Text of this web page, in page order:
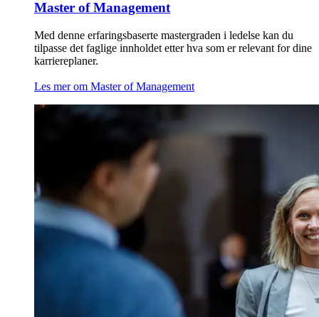
Master of Management
Med denne erfaringsbaserte mastergraden i ledelse kan du
tilpasse det faglige innholdet etter hva som er relevant for dine
karriereplaner.
Les mer om Master of Management